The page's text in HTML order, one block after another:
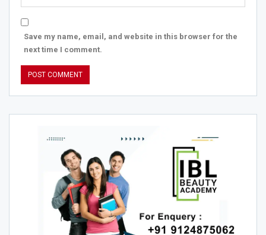
Save my name, email, and website in this browser for the
next time I comment.